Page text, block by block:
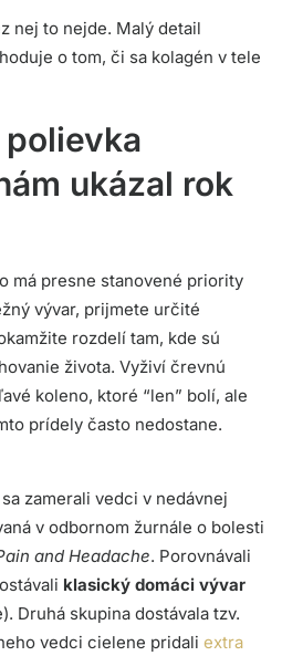
nej to nejde. Malý detail
o tom, či sa kolagén v tele
ukázal rok
má presne stanovené priority
vývar, prijmete určité
rozdelí tam, kde sú
života. Vyživí črevnú
koleno, ktoré “len” bolí, ale
prídely často nedostane.
zamerali vedci v nedávnej
v odbornom žurnále o bolesti
and Headache. Porovnávali
klasický domáci vývar
Druhá skupina dostávala tzv.
vedci cielene pridali extra